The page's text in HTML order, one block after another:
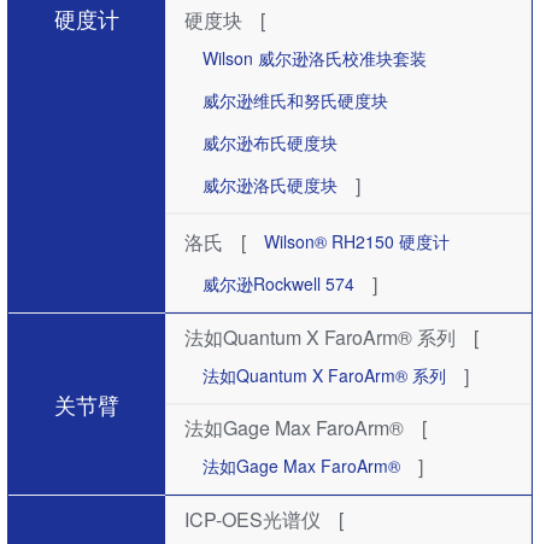
硬度计
硬度块
[
Wilson 威尔逊洛氏校准块套装
威尔逊维氏和努氏硬度块
威尔逊布氏硬度块
威尔逊洛氏硬度块
]
洛氏 [
Wilson® RH2150 硬度计
威尔逊Rockwell 574
]
关节臂
法如Quantum X FaroArm® 系列 [
法如Quantum X FaroArm® 系列
]
法如Gage Max FaroArm®
[
法如Gage Max FaroArm® ]
ICP-OES光谱仪 [